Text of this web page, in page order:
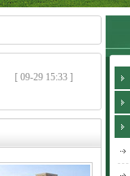
[ 09-29 15:33 ]